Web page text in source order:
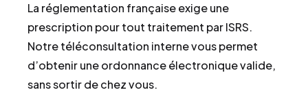
La réglementation française exige une
prescription pour tout traitement par ISRS.
Notre téléconsultation interne vous permet
d’obtenir une ordonnance électronique valide,
sans sortir de chez vous.